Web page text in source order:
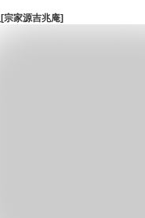
家源吉兆庵]